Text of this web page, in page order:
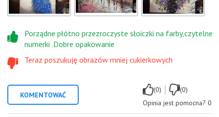
Teraz poszukuję obrazów mniej cukierkowych
Porządne płótno przezroczyste słoiczki na farby,czytelne
numerki .Dobre opakowanie
KOMENTOWAĆ
(0) |
(0)
Opinia jest pomocna? 0